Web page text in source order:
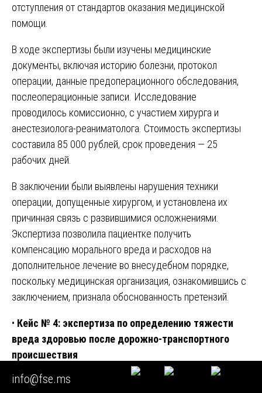
отступления от стандартов оказания медицинской
помощи.
В ходе экспертизы были изучены медицинские
документы, включая историю болезни, протокол
операции, данные предоперационного обследования,
послеоперационные записи. Исследование
проводилось комиссионно, с участием хирурга и
анестезиолога-реаниматолога. Стоимость экспертизы
составила 85 000 рублей, срок проведения — 25
рабочих дней.
В заключении были выявлены нарушения техники
операции, допущенные хирургом, и установлена их
причинная связь с развившимися осложнениями.
Экспертиза позволила пациентке получить
компенсацию морального вреда и расходов на
дополнительное лечение во внесудебном порядке,
поскольку медицинская организация, ознакомившись с
заключением, признала обоснованность претензий.
• Кейс № 4: экспертиза по определению тяжести
вреда здоровью после дорожно-транспортного
происшествия
Гражданин, пострадавший в дорожно-транспортном
info@fse.ms